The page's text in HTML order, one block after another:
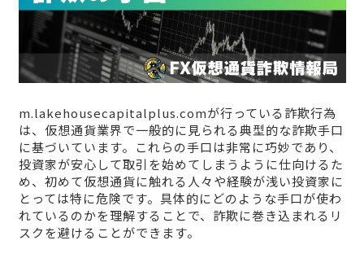
m.lakehousecapitalplus.comが行っている詐欺行為
は、仮想通貨業界で一般的に見られる典型的な詐欺手口
に基づいています。これらの手口は非常に巧妙であり、
投資家が安心して取引を始めてしまうように仕向けるた
め、初めて仮想通貨に触れる人々や経験が浅い投資家に
とっては特に危険です。具体的にどのような手口が使わ
れているのかを理解することで、詐欺に巻き込まれるリ
スクを避けることができます。